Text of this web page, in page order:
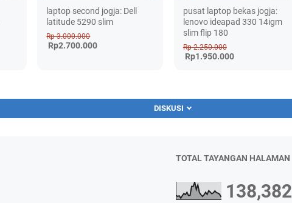
laptop second jogja: Dell
latitude 5290 slim
Rp 3.000.000
Rp2.700.000
pusat laptop bekas jogja:
lenovo ideapad 330 14igm
slim flip 180
Rp 2.250.000
Rp1.950.000
DISKUSI
TOTAL TAYANGAN HALAMAN
138,382